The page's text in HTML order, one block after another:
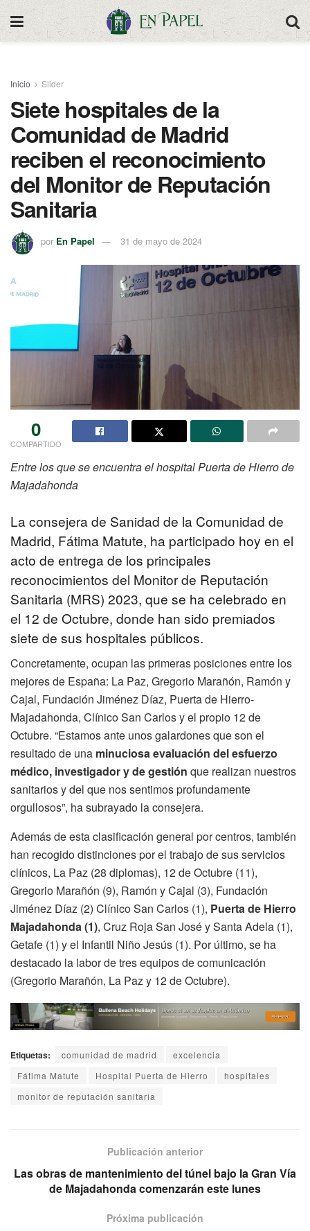
Inicio Slider
Siete hospitales de la
Comunidad de Madrid
reciben el reconocimiento
del Monitor de Reputación
Sanitaria
por En Papel 31 de mayo de 2024
0
COMPARTIDO
Entre los que se encuentra el hospital Puerta de Hierro de
Majadahonda
La consejera de Sanidad de la Comunidad de
Madrid, Fátima Matute, ha participado hoy en el
acto de entrega de los principales
reconocimientos del Monitor de Reputación
Sanitaria (MRS) 2023, que se ha celebrado en
el 12 de Octubre, donde han sido premiados
siete de sus hospitales públicos.
Concretamente, ocupan las primeras posiciones entre los
mejores de España: La Paz, Gregorio Marañón, Ramón y
Cajal, Fundación Jiménez Díaz, Puerta de Hierro-
Majadahonda, Clínico San Carlos y el propio 12 de
Octubre. “Estamos ante unos galardones que son el
resultado de una minuciosa evaluación del esfuerzo
médico, investigador y de gestión que realizan nuestros
sanitarios y del que nos sentimos profundamente
orgullosos”, ha subrayado la consejera.
Además de esta clasificación general por centros, también
han recogido distinciones por el trabajo de sus servicios
clínicos, La Paz (28 diplomas), 12 de Octubre (11),
Gregorio Marañón (9), Ramón y Cajal (3), Fundación
Jiménez Díaz (2) Clínico San Carlos (1), Puerta de Hierro
Majadahonda (1), Cruz Roja San José y Santa Adela (1),
Getafe (1) y el Infantil Niño Jesús (1). Por último, se ha
destacado la labor de tres equipos de comunicación
(Gregorio Marañón, La Paz y 12 de Octubre).
Etiquetas: comunidad de madrid
excelencia
Fátima Matute
Hospital Puerta de Hierro
hospitales
monitor de reputación sanitaria
Publicación anterior
Las obras de mantenimiento del túnel bajo la Gran Vía
de Majadahonda comenzarán este lunes
Próxima publicación